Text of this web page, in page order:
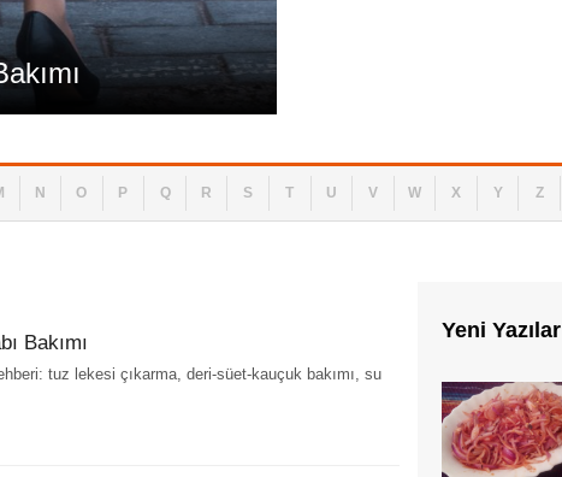
N O P Q R S T U V W X Y Z
Bakımı
tuz lekesi çıkarma, deri-süet-kauçuk bakımı, su
Yeni Yazılar